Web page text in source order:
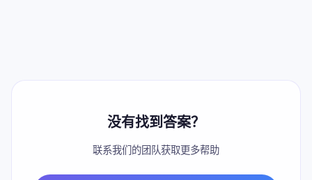
没有找到答案？
联系我们的团队获取更多帮助